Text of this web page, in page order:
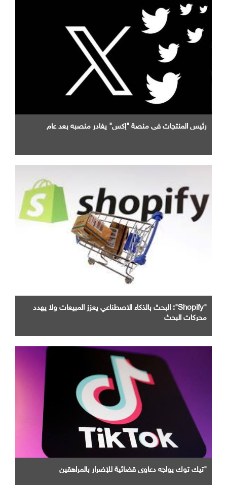
رئيس المنتجات في منصة "إكس" يغادر منصبه بعد عام
"Shopify": البحث بالذكاء الاصطناعي يعزز المبيعات ولا يهدد
محركات البحث
"تيك توك يواجه دعاوى قضائية للإضرار بالمراهقين